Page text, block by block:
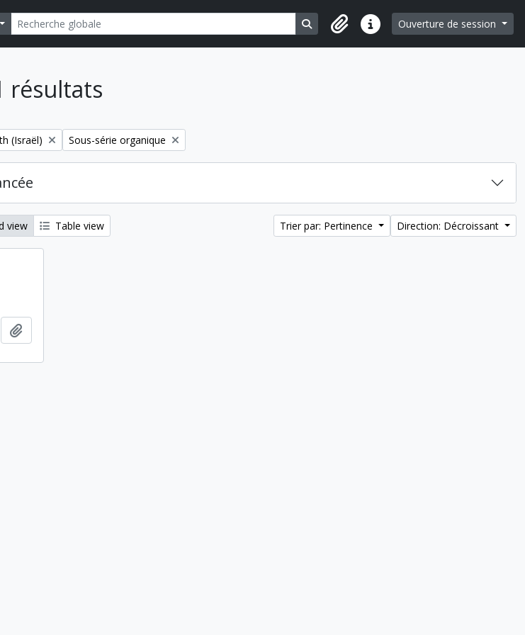
Search options Search in browse page
Liens rapidesOuverture de session
résultats
(Israël) Remove filter:
Sous-série organique
view Table view Trier par: Pertinence Direction: Décroissant